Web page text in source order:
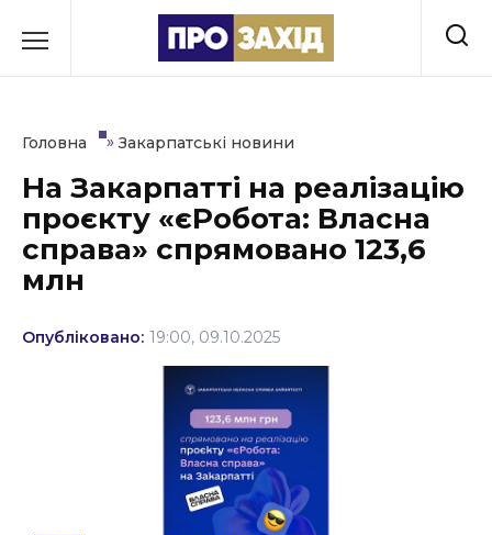
до
Культура
Освіта
Головна » Закарпатські новини
На Закарпатті на реалізацію
проєкту «єРобота: Власна
справа» спрямовано 123,6
млн
Опубліковано: 19:00, 09.10.2025